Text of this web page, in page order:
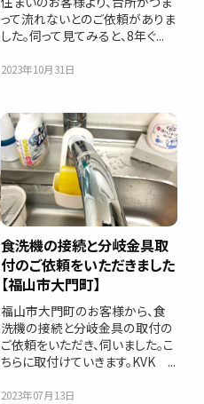
って流れないとのご依頼がありま
した。伺って見てみると、8年ぐ...
2023年10月31日
食洗機の接続と分岐金具取
付のご依頼をいただきました
【福山市大門町】
福山市大門町のお客様から、食
洗機の接続と分岐金具の取付の
ご依頼をいただき、伺いました。こ
ちらに取付けていきます。KVK ...
2023年07月13日